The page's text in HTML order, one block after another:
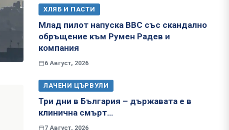
ХЛЯБ И ПАСТИ
Млад пилот напуска ВВС със скандално
обръщение към Румен Радев и
компания
6 Август, 2026
ЛАЧЕНИ ЦЪРВУЛИ
Три дни в България – държавата е в
клинична смърт…
7 Август, 2026